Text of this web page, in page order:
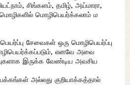
சிங்களம், தமிழ், அய்மாரா,
மொழிபெயர்க்கலாம் ம
சேவைகள் ஒரு மொழிபெயர்ப்பு
எனவே அவை
இருக்க வேண்டிய அவசிய
அல்லது குறியாக்கத்தால்